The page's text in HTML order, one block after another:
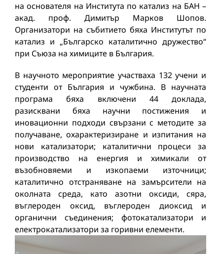
на основателя на Института по катализ на БАН –
акад. проф. Димитър Марков Шопов.
Организатори на събитието бяха Институтът по
катализ и „Българско каталитично дружество“
при Съюза на химиците в България.
В научното мероприятие участваха 132 учени и
студенти от България и чужбина. В научната
програма бяха включени 44 доклада,
разисквани бяха научни постижения и
иновационни подходи свързани с методите за
получаване, охарактеризиране и изпитания на
нови катализатори; каталитични процеси за
производство на енергия и химикали от
възобновяеми и изкопаеми източници;
каталитично отстраняване на замърсители на
околната среда, като азотни оксиди, сяра,
въглероден оксид, въглероден диоксид и
органични съединения; фотокатализатори и
електрокатализатори за горивни елементи.